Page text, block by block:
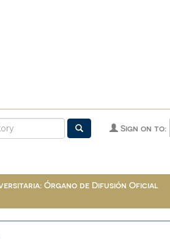
Sign on to:
Órgano de Difusión Oficial